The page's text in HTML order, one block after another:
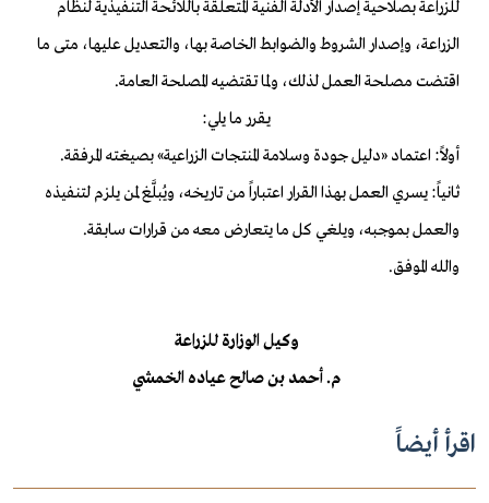
للزراعة بصلاحية إصدار الأدلة الفنية المتعلقة باللائحة التنفيذية لنظام
الزراعة، وإصدار الشروط والضوابط الخاصة بها، والتعديل عليها، متى ما
اقتضت مصلحة العمل لذلك، ولما تقتضيه المصلحة العامة.
يقرر ما يلي:
أولاً: اعتماد «دليل جودة وسلامة المنتجات الزراعية» بصيغته المرفقة.
ثانياً: يسري العمل بهذا القرار اعتباراً من تاريخه، ويُبلَّغ لمن يلزم لتنفيذه
والعمل بموجبه، ويلغي كل ما يتعارض معه من قرارات سابقة.
والله الموفق.
وكيل الوزارة للزراعة
م. أحمد بن صالح عياده الخمشي
اقرأ أيضاً